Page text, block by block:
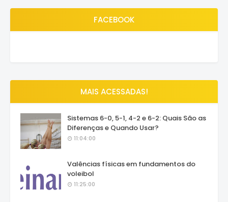
FACEBOOK
MAIS ACESSADAS!
Sistemas 6-0, 5-1, 4-2 e 6-2: Quais São as
Diferenças e Quando Usar?
11:04:00
Valências físicas em fundamentos do
voleibol
11:25:00